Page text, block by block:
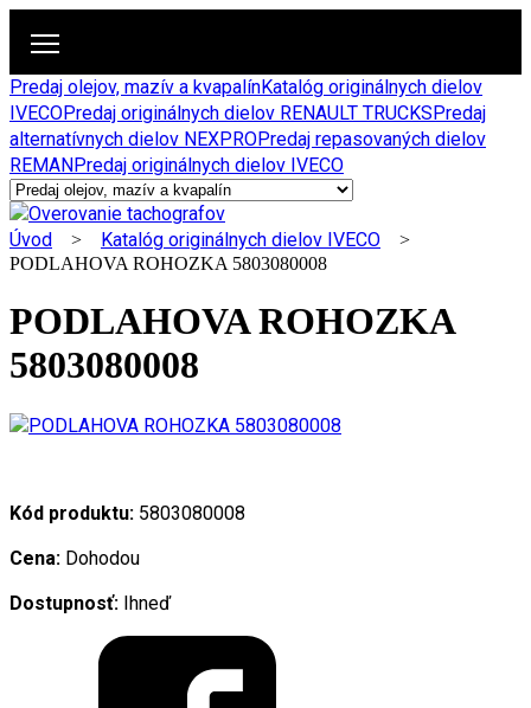
Predaj olejov, mazív a kvapalínKatalóg originálnych dielov
IVECOPredaj originálnych dielov RENAULT TRUCKSPredaj
alternatívnych dielov NEXPROPredaj repasovaných dielov
REMANPredaj originálnych dielov IVECO
Úvod > Katalóg originálnych dielov IVECO >
PODLAHOVA ROHOZKA 5803080008
PODLAHOVA ROHOZKA
5803080008
Kód produktu: 5803080008
Cena: Dohodou
Dostupnosť: Ihneď